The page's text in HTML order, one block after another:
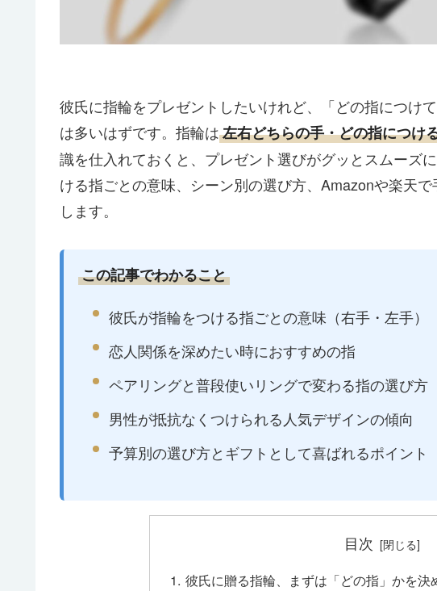
彼氏に指輪をプレゼントしたいけれど、「どの指につけ
は多いはずです。指輪は左右どちらの手・どの指につけ
識を仕入れておくと、プレゼント選びがグッとスムーズ
ける指ごとの意味、シーン別の選び方、Amazonや楽天
します。
この記事でわかること
彼氏が指輪をつける指ごとの意味（右手・左手）
恋人関係を深めたい時におすすめの指
ペアリングと普段使いリングで変わる指の選び方
男性が抵抗なくつけられる人気デザインの傾向
予算別の選び方とギフトとして喜ばれるポイント
目次
彼氏に贈る指輪、まずは「どの指」かを決